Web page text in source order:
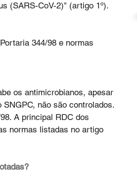
(SARS-CoV-2)" (artigo 1º).
344/98 e normas
os antimicrobianos, apesar
não são controlados.
A principal RDC dos
normas listadas no artigo